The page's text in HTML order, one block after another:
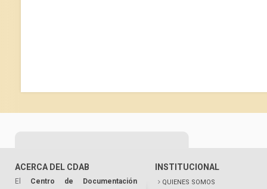
ACERCA DEL CDAB
El Centro de Documentación
INSTITUCIONAL
QUIENES SOMOS